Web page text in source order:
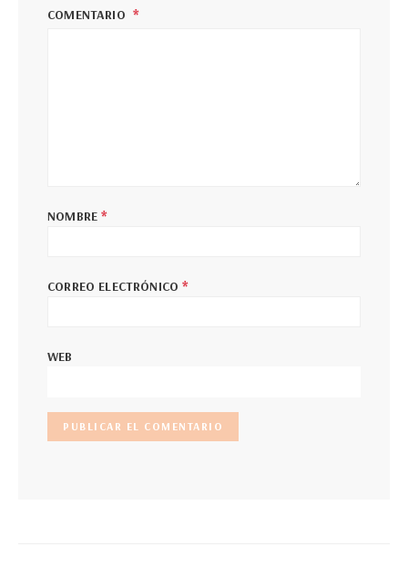
COMENTARIO
NOMBRE*
CORREO ELECTRÓNICO*
WEB